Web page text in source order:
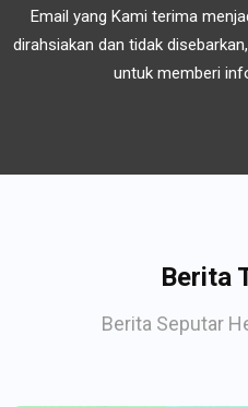
Email yang Kami terima
dirahsiakan dan tidak
untuk memberi
Berita
Berita Seputar